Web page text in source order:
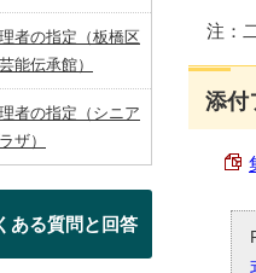
注：
添付
者の指定（板橋区
能伝承館）
者の指定（シニア
ザ）
ある質問と回答